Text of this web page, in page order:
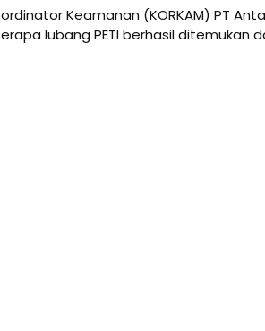
Keamanan (KORKAM) PT
lubang PETI berhasil ditemukan